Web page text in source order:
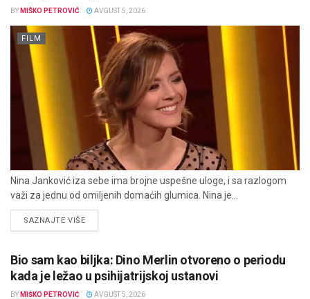
BY MIŠKO PETROVIĆ AVGUST 5, 2026
FILM
Nina Janković iza sebe ima brojne uspešne uloge, i sa razlogom
važi za jednu od omiljenih domaćih glumica. Nina je...
SAZNAJTE VIŠEDETAILS
Bio sam kao biljka: Dino Merlin otvoreno o periodu
kada je ležao u psihijatrijskoj ustanovi
BY MIŠKO PETROVIĆ AVGUST 5, 2026